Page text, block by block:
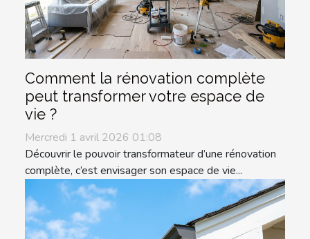
Comment la rénovation complète
peut transformer votre espace de
vie ?
Mercredi 1 avril 2026 01:08
Découvrir le pouvoir transformateur d’une rénovation
complète, c’est envisager son espace de vie...